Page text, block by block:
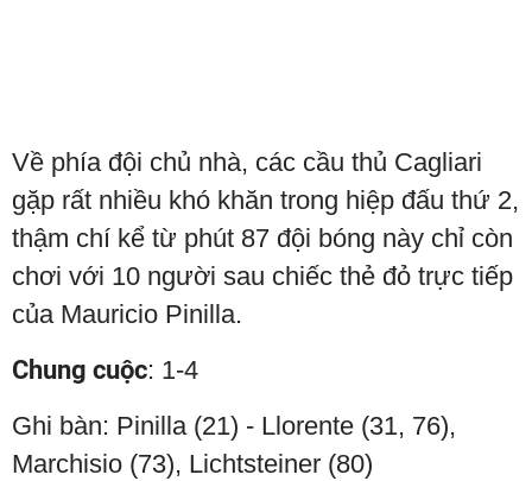
Về phía đội chủ nhà, các cầu thủ Cagliari
gặp rất nhiều khó khăn trong hiệp đấu thứ 2,
thậm chí kể từ phút 87 đội bóng này chỉ còn
chơi với 10 người sau chiếc thẻ đỏ trực tiếp
của Mauricio Pinilla.
Chung cuộc: 1-4
Ghi bàn: Pinilla (21) - Llorente (31, 76),
Marchisio (73), Lichtsteiner (80)